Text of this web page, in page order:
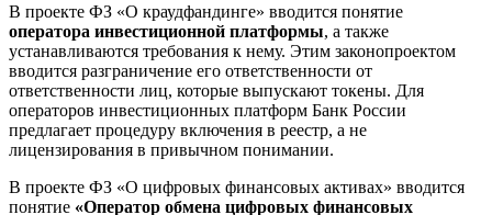
В проекте ФЗ «О краудфандинге» вводится понятие
оператора инвестиционной платформы, а также
устанавливаются требования к нему. Этим законопроектом
вводится разграничение его ответственности от
ответственности лиц, которые выпускают токены. Для
операторов инвестиционных платформ Банк России
предлагает процедуру включения в реестр, а не
лицензирования в привычном понимании.
В проекте ФЗ «О цифровых финансовых активах» вводится
понятие «Оператор обмена цифровых финансовых